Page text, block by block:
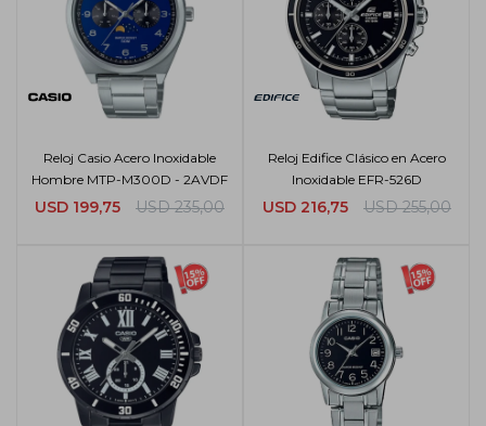
Reloj Casio Acero Inoxidable
Hombre MTP-M300D - 2AVDF
USD 199,75 USD 235,00
Reloj Edifice Clásico en Acero
Inoxidable EFR-526D
USD 216,75 USD 255,00